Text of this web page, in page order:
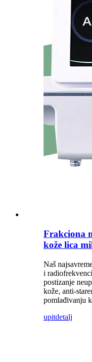
Frakciona
kože lica
Naš
i
postizanje
kože, anti-
pomlađivanju
upitdetalj